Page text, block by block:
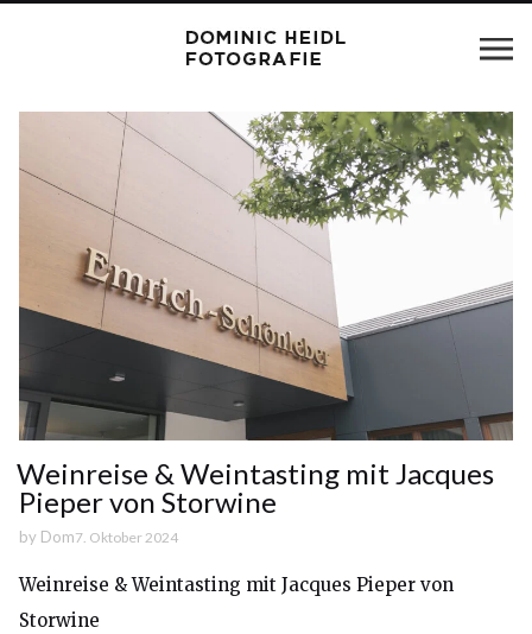
Weinreise & Weintasting mit Jacques
Pieper von Storwine
by Dom7. Oktober 2024
Weinreise & Weintasting mit Jacques Pieper von
Storwine